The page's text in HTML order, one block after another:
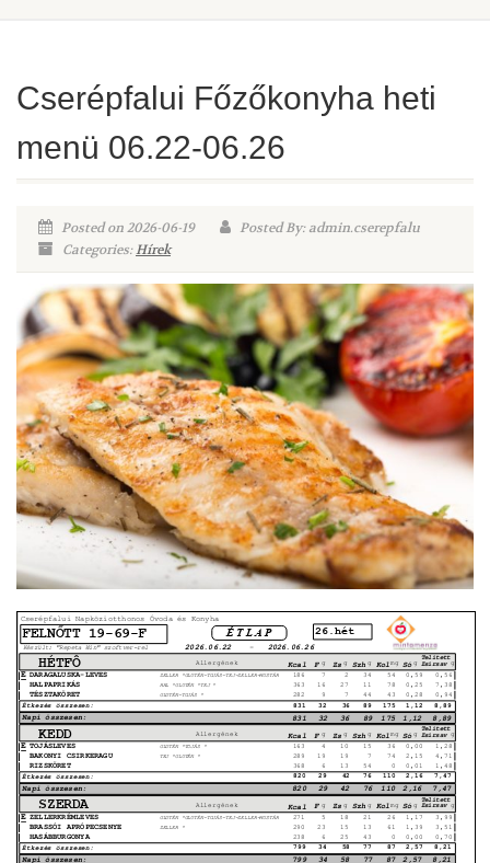
Cserépfalui Főzőkonyha heti
menü 06.22-06.26
Posted on 2026-06-19
Posted By: admin.cserepfalu
Categories:Hírek